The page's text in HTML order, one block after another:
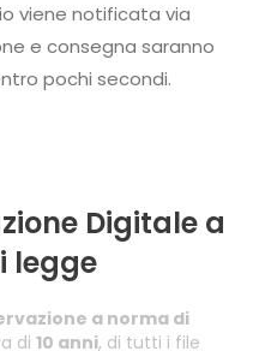
viene notificata via
e consegna saranno
nell'area riservata entro pochi secondi.
Digitale a
legge
a norma di
di 10 anni, di tutti i file